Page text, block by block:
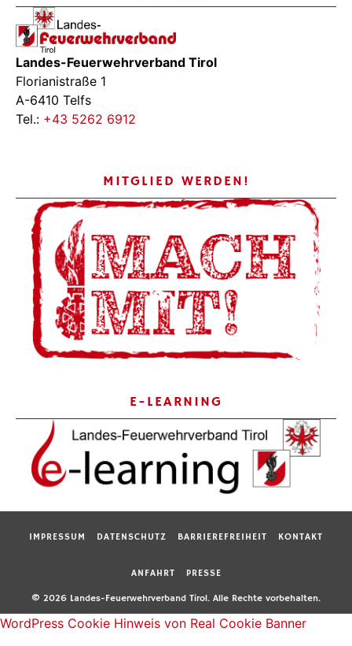
Landes-Feuerwehrverband Tirol
Florianistraße 1
A-6410 Telfs
Tel.: +43 5262 6912
MITGLIED WERDEN!
E-LEARNING
IMPRESSUM DATENSCHUTZ BARRIEREFREIHEIT KONTAKT
ANFAHRT PRESSE
© 2026 Landes-Feuerwehrverband Tirol. Alle Rechte vorbehalten.
WordPress Cookie Hinweis von Real Cookie Banner